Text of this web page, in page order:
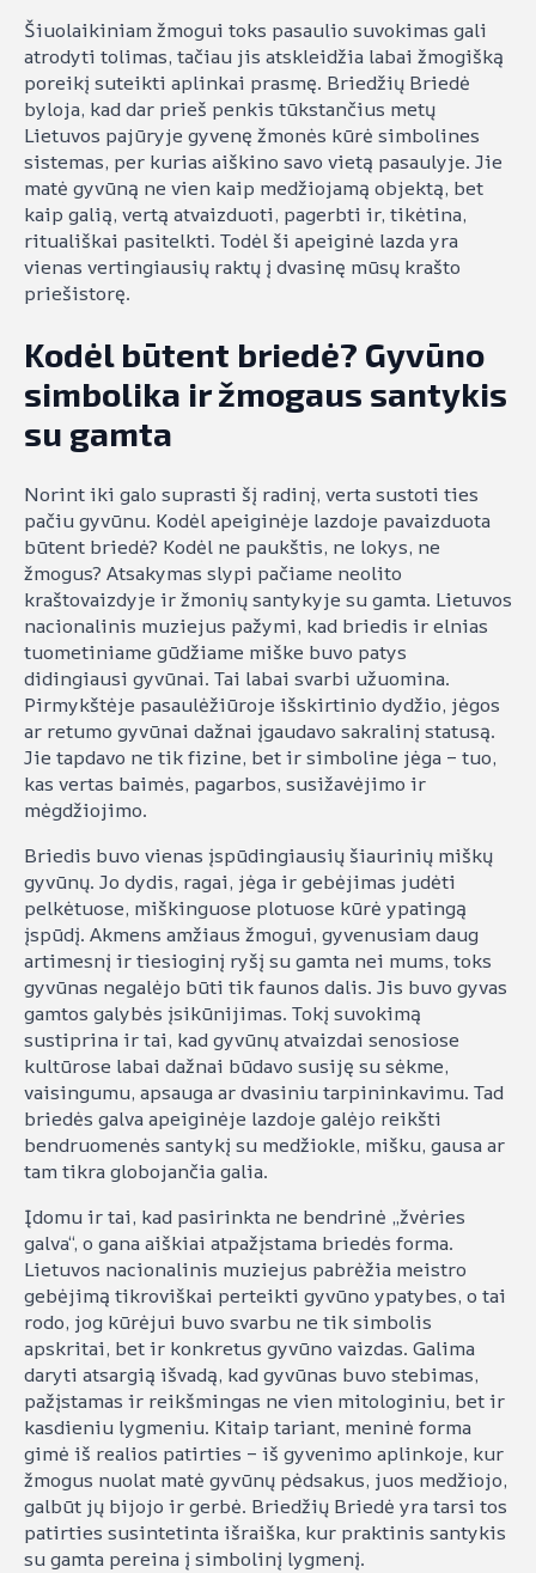
Šiuolaikiniam žmogui toks pasaulio suvokimas gali
atrodyti tolimas, tačiau jis atskleidžia labai žmogišką
poreikį suteikti aplinkai prasmę. Briedžių Briedė
byloja, kad dar prieš penkis tūkstančius metų
Lietuvos pajūryje gyvenę žmonės kūrė simbolines
sistemas, per kurias aiškino savo vietą pasaulyje. Jie
matė gyvūną ne vien kaip medžiojamą objektą, bet
kaip galią, vertą atvaizduoti, pagerbti ir, tikėtina,
rituališkai pasitelkti. Todėl ši apeiginė lazda yra
vienas vertingiausių raktų į dvasinę mūsų krašto
priešistorę.
Kodėl būtent briedė? Gyvūno
simbolika ir žmogaus santykis
su gamta
Norint iki galo suprasti šį radinį, verta sustoti ties
pačiu gyvūnu. Kodėl apeiginėje lazdoje pavaizduota
būtent briedė? Kodėl ne paukštis, ne lokys, ne
žmogus? Atsakymas slypi pačiame neolito
kraštovaizdyje ir žmonių santykyje su gamta. Lietuvos
nacionalinis muziejus pažymi, kad briedis ir elnias
tuometiniame gūdžiame miške buvo patys
didingiausi gyvūnai. Tai labai svarbi užuomina.
Pirmykštėje pasaulėžiūroje išskirtinio dydžio, jėgos
ar retumo gyvūnai dažnai įgaudavo sakralinį statusą.
Jie tapdavo ne tik fizine, bet ir simboline jėga – tuo,
kas vertas baimės, pagarbos, susižavėjimo ir
mėgdžiojimo.
Briedis buvo vienas įspūdingiausių šiaurinių miškų
gyvūnų. Jo dydis, ragai, jėga ir gebėjimas judėti
pelkėtuose, miškinguose plotuose kūrė ypatingą
įspūdį. Akmens amžiaus žmogui, gyvenusiam daug
artimesnį ir tiesioginį ryšį su gamta nei mums, toks
gyvūnas negalėjo būti tik faunos dalis. Jis buvo gyvas
gamtos galybės įsikūnijimas. Tokį suvokimą
sustiprina ir tai, kad gyvūnų atvaizdai senosiose
kultūrose labai dažnai būdavo susiję su sėkme,
vaisingumu, apsauga ar dvasiniu tarpininkavimu. Tad
briedės galva apeiginėje lazdoje galėjo reikšti
bendruomenės santykį su medžiokle, mišku, gausa ar
tam tikra globojančia galia.
Įdomu ir tai, kad pasirinkta ne bendrinė „žvėries
galva“, o gana aiškiai atpažįstama briedės forma.
Lietuvos nacionalinis muziejus pabrėžia meistro
gebėjimą tikroviškai perteikti gyvūno ypatybes, o tai
rodo, jog kūrėjui buvo svarbu ne tik simbolis
apskritai, bet ir konkretus gyvūno vaizdas. Galima
daryti atsargią išvadą, kad gyvūnas buvo stebimas,
pažįstamas ir reikšmingas ne vien mitologiniu, bet ir
kasdieniu lygmeniu. Kitaip tariant, meninė forma
gimė iš realios patirties – iš gyvenimo aplinkoje, kur
žmogus nuolat matė gyvūnų pėdsakus, juos medžiojo,
galbūt jų bijojo ir gerbė. Briedžių Briedė yra tarsi tos
patirties susintetinta išraiška, kur praktinis santykis
su gamta pereina į simbolinį lygmenį.